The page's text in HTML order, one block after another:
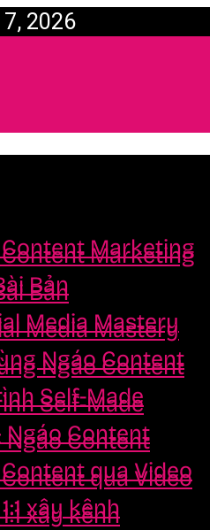
2026
Marketing
Bản
Media Mastery
Ngáo Content
Self-Made
Ngáo Content
qua Video
xây kênh
Marketing
Bản
Media Mastery
Ngáo Content
Self-Made
Ngáo Content
qua Video
xây kênh